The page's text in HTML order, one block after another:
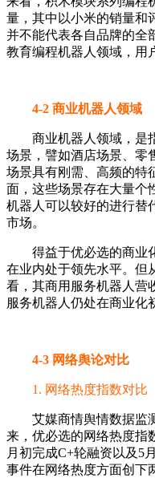
量，其中以小米的销量和
并不能代表各自品牌的全
教育编程机器人领域，用
4-2 商业机器人领域
商业机器人领域，是指
场景，譬如酒店场景、零
场景具有刚需、高频的特
面，这些场景存在大量个
机器人可以较好的进行替
市场。
得益于优必选的商业化
在业内处于领先水平。但
看，其商用服务机器人营
服务机器人仍处在商业化
4-3 网络舆论对比
1. 网络热度指数对比
艾媒商情舆情数据监测
来，优必选的网络热度指
月初完成C+轮融资以及5
事件在网络热度方面创下